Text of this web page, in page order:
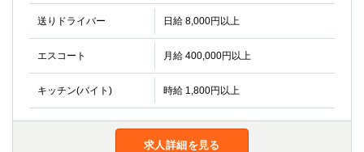
送りドライバー 日給 8,000円以上
エスコート 月給 400,000円以上
キッチン(バイト) 時給 1,800円以上
求人詳細を見る
佐倉
柏（東口）
下総中山
茂原
松戸
八千代台
本八幡